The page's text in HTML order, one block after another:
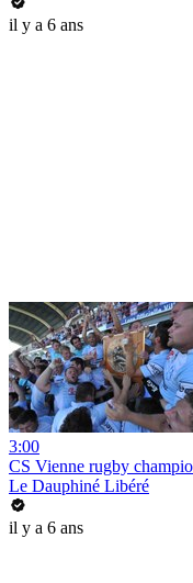
il y a 6 ans
3:00
CS Vienne rugby
Le Dauphiné Libéré
il y a 6 ans